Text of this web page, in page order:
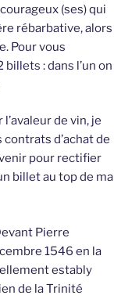
(ses) qui
rébarbative, alors
Pour vous
: dans l’un on
de vin, je
d’achat de
pour rectifier
billet au top de ma
Pierre
1546 en la
estably
de la Trinité